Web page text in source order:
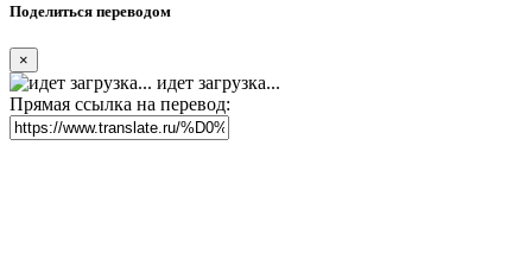
Поделиться переводом
×
идет загрузка...
Прямая ссылка на перевод: